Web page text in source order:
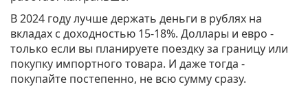
В 2024 году лучше держать деньги в рублях на
вкладах с доходностью 15-18%. Доллары и евро -
только если вы планируете поездку за границу или
покупку импортного товара. И даже тогда -
покупайте постепенно, не всю сумму сразу.